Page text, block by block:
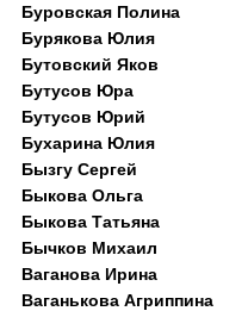
Буровская Полина
Бурякова Юлия
Бутовский Яков
Бутусов Юра
Бутусов Юрий
Бухарина Юлия
Бызгу Сергей
Быкова Ольга
Быкова Татьяна
Бычков Михаил
Ваганова Ирина
Ваганькова Агриппина